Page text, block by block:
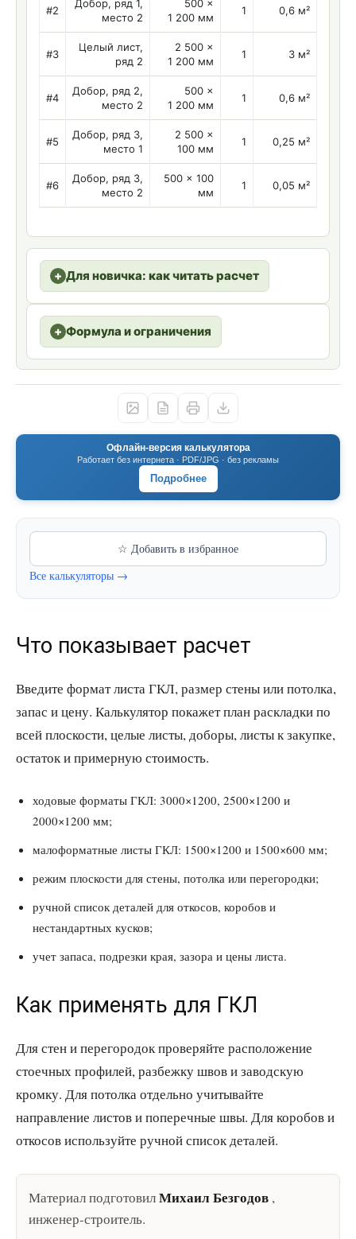
#2
Добор, ряд 1,
место 2
500 ×
1 200 мм
1 0,6 м²
#3
Целый лист,
ряд 2
2 500 ×
1 200 мм
1 3 м²
#4
Добор, ряд 2,
место 2
500 ×
1 200 мм
1 0,6 м²
#5
Добор, ряд 3,
место 1
2 500 ×
100 мм
1 0,25 м²
#6
Добор, ряд 3,
место 2
500 × 100
мм
1 0,05 м²
Для новичка: как читать расчет
Формула и ограничения
Офлайн-версия калькулятора
Работает без интернета · PDF/JPG · без рекламы
Подробнее
☆ Добавить в избранное
Все калькуляторы →
Что показывает расчет
Введите формат листа ГКЛ, размер стены или потолка,
запас и цену. Калькулятор покажет план раскладки по
всей плоскости, целые листы, доборы, листы к закупке,
остаток и примерную стоимость.
ходовые форматы ГКЛ: 3000×1200, 2500×1200 и
2000×1200 мм;
малоформатные листы ГКЛ: 1500×1200 и 1500×600 мм;
режим плоскости для стены, потолка или перегородки;
ручной список деталей для откосов, коробов и
нестандартных кусков;
учет запаса, подрезки края, зазора и цены листа.
Как применять для ГКЛ
Для стен и перегородок проверяйте расположение
стоечных профилей, разбежку швов и заводскую
кромку. Для потолка отдельно учитывайте
направление листов и поперечные швы. Для коробов и
откосов используйте ручной список деталей.
Материал подготовилМихаил Безгодов ,
инженер-строитель.